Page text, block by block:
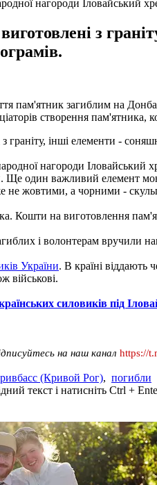
нагороди Іловайський
з
пам'ятник загиблим на
створення
інші елементи -
нагороди
Ще один важливий
не жовтими, а чорними -
Кошти на виготовлення
і волонтерам вручили
України. В країні віддають
військові.
силовиків під
на наш канал https://
(Кривой Рог), погибли
текст і натисніть Ctrl +